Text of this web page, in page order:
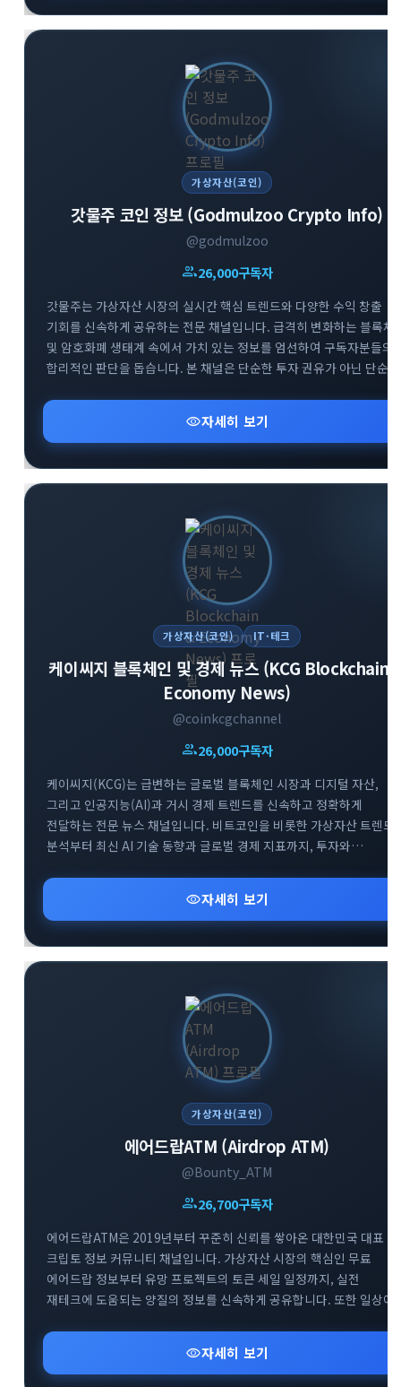
가상자산(코인)
갓물주 코인 정보 (Godmulzoo Crypto Info)
@godmulzoo
group26,000구독자
갓물주는 가상자산 시장의 실시간 핵심 트렌드와 다양한 수익 창출
기회를 신속하게 공유하는 전문 채널입니다. 급격히 변화하는 블록체
및 암호화폐 생태계 속에서 가치 있는 정보를 엄선하여 구독자분들의
합리적인 판단을 돕습니다. 본 채널은 단순한 투자 권유가 아닌 단순
투자 문화를 지향합니다. 시장의 흐름을 빠르게 파악하고 성공적인
투자 인사이트를 넓혀보세요.visibility자세히 보기
가상자산(코인) IT·테크
케이씨지 블록체인 및 경제 뉴스 (KCG Blockchain
Economy News)
@coinkcgchannel
group26,000구독자
케이씨지(KCG)는 급변하는 글로벌 블록체인 시장과 디지털 자산,
그리고 인공지능(AI)과 거시 경제 트렌드를 신속하고 정확하게
전달하는 전문 뉴스 채널입니다. 비트코인을 비롯한 가상자산 트렌드
분석부터 최신 AI 기술 동향과 글로벌 경제 지표까지, 투자와
웹사이트 및 소통방(카카오톡, 텔레그램 그룹)을 통해 커뮤니티
구성원들과 실시간으로 유익한 인사이트를 공유하고 있습니다.
변화하는 미래 기술과 금융 시장의 흐름을 가장 먼저 파악하고
성공적인 투자 전략을 수립해 보세요.
visibility자세히 보기
가상자산(코인)
에어드랍ATM (Airdrop ATM)
@Bounty_ATM
group26,700구독자
에어드랍ATM은 2019년부터 꾸준히 신뢰를 쌓아온 대한민국 대표
크립토 정보 커뮤니티 채널입니다. 가상자산 시장의 핵심인 무료
에어드랍 정보부터 유망 프로젝트의 토큰 세일 일정까지, 실전
재테크에 도움되는 양질의 정보를 신속하게 공유합니다. 또한 일상에
소개해 드립니다. 합리적이고 현명한 크립토 투자를 시작하고 싶다면
visibility자세히 보기